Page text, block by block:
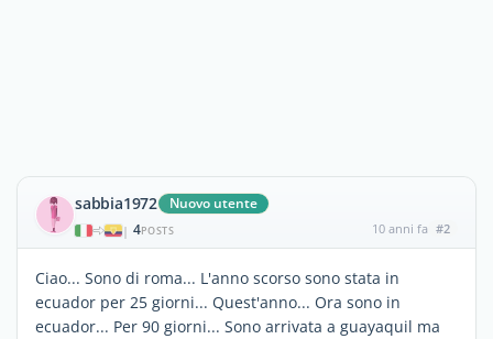
sabbia1972 Nuovo utente
| 4POSTS 10 anni fa #2
Ciao... Sono di roma... L'anno scorso sono stata in
ecuador per 25 giorni... Quest'anno... Ora sono in
ecuador... Per 90 giorni... Sono arrivata a guayaquil ma